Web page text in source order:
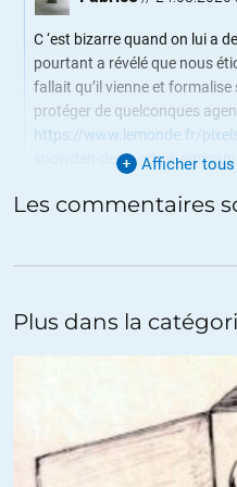
C ‘est bizarre quand on lui a
pourtant a révélé que nous
fallait qu’il vienne et
protéger de quelconques
https://www.lemonde.fr/
snowden-demande-a-
Rémi// 24.08.2020 à
All men are created equal but:
Seuls les Skulls and Bones
Seuls ceux de la YVI league ont
Le racisme social dans toute sa
Afficher
Les commentaires
Plus dans la